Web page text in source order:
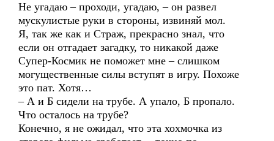
Не угадаю – проходи, угадаю, – он развел
мускулистые руки в стороны, извиняй мол.
Я, так же как и Страж, прекрасно знал, что
если он отгадает загадку, то никакой даже
Супер-Космик не поможет мне – слишком
могущественные силы вступят в игру. Похоже
это пат. Хотя…
– А и Б сидели на трубе. А упало, Б пропало.
Что осталось на трубе?
Конечно, я не ожидал, что эта хохмочка из